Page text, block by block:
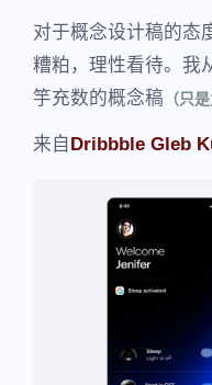
对于概念设计稿的态
糟粕，理性看待。我
竽充数的概念稿 （只
来自Dribbble Gleb